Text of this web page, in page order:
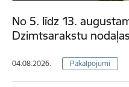
No 5. līdz 13.
Dzimtsarakstu
04.08.2026. Pakalpojumi